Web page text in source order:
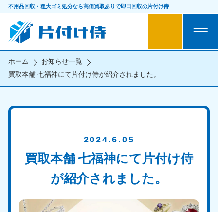
不用品回収・粗大ゴミ処分なら高価買取ありで即日回収の片付け侍
ホーム
お知らせ一覧
買取本舗 七福神にて片付け侍が紹介されました。
2024.6.05
買取本舗 七福神にて片付け侍
が紹介されました。